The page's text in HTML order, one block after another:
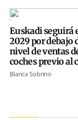
Euskadi seguirá
2029 por debajo
nivel de ventas
coches previo al
Blanca Sobrino